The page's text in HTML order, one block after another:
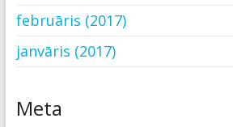
februāris (2017)
janvāris (2017)
Meta